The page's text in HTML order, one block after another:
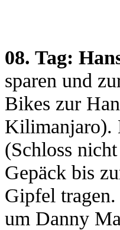
08. Tag:
sparen und
Bikes zur
Kilimanjaro).
(Schloss
Gepäck bis
Gipfel
um Danny